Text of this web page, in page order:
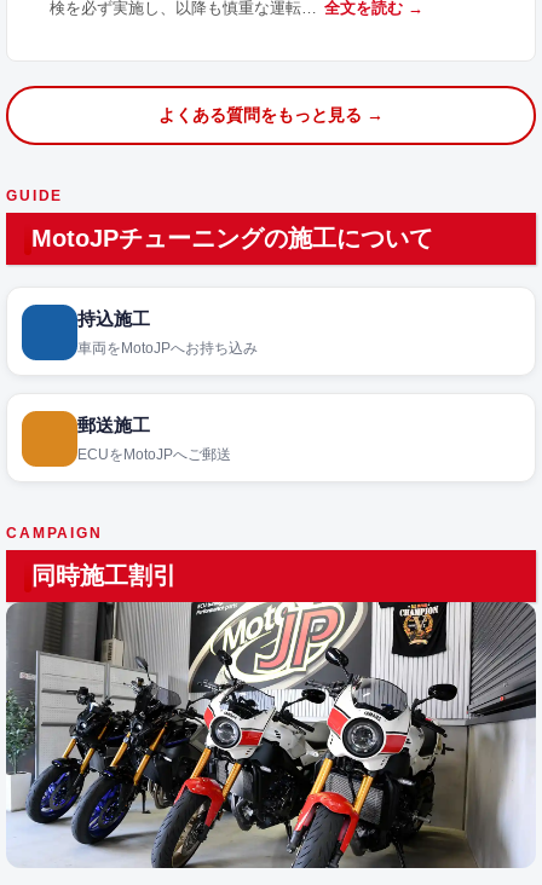
検を必ず実施し、以降も慎重な運転…
全文を読む →
よくある質問をもっと見る →
GUIDE
MotoJPチューニングの施工について
持込施工
車両をMotoJPへお持ち込み
郵送施工
ECUをMotoJPへご郵送
CAMPAIGN
同時施工割引